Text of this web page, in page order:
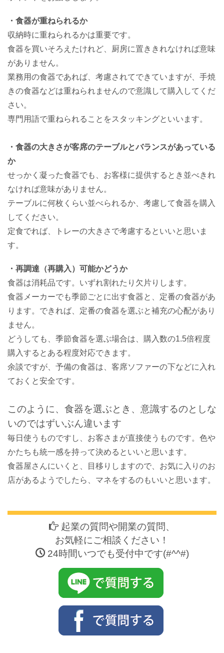
・食器が重ねられるか
収納時に重ねられるかは重要です。
食器を買いそろえたけれど、厨房に置ききれなければ意味
がありません。
業務用の食器であれば、考慮されてできていますが、手焼
きの食器などは重ねられませんので意識して購入してくだ
さい。
専門用語で重ねられることをスタッキングといいます。
・食器の大きさが客席のテーブルとバランスがあっている
か
せっかく凝った食器でも、お客様に提供するとき並べきれ
なければ意味がありません。
テーブルに何枚くらい並べられるか、考慮して食器を購入
してください。
定食でれば、トレーの大きさで考慮するといいと思いま
す。
・再調達（再購入）可能かどうか
食器は消耗品です。いずれ割れたり欠片りします。
食器メーカーでも季節ごとに出す食器と、定番の食器があ
ります。できれば、定番の食器を選ぶと補充の心配があり
ません。
どうしても、季節食器を選ぶ場合は、購入数の1.5倍程度
購入するとある程度対応できます。
余談ですが、予備の食器は、客席ソファーの下などに入れ
ておくと安全です。
このように、食器を選ぶとき、意識するのとしな
いのではずいぶん違います
毎日使うものですし、お客さまが直接使うものです。色や
かたちも統一感を持って決めるといいと思います。
食器屋さんにいくと、目移りしますので、お気に入りのお
店があるようでしたら、マネをするのもいいと思います。
起業の質問や開業の質問、
お気軽にご相談ください！
24時間いつでも受付中です(#^^#)